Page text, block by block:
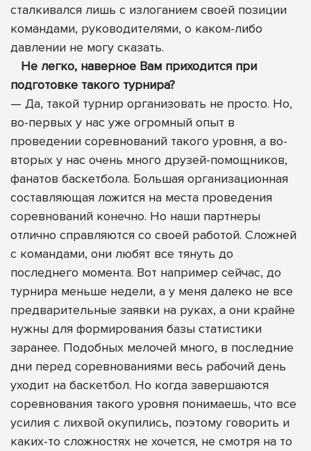
сталкивался лишь с излоганием своей позиции
командами, руководителями, о каком-либо
давлении не могу сказать.
Не легко, наверное Вам приходится при
подготовке такого турнира?
— Да, такой турнир организовать не просто. Но,
во-первых у нас уже огромный опыт в
проведении соревнований такого уровня, а во-
вторых у нас очень много друзей-помощников,
фанатов баскетбола. Большая организационная
составляющая ложится на места проведения
соревнований конечно. Но наши партнеры
отлично справляются со своей работой. Сложней
с командами, они любят все тянуть до
последнего момента. Вот например сейчас, до
турнира меньше недели, а у меня далеко не все
предварительные заявки на руках, а они крайне
нужны для формирования базы статистики
заранее. Подобных мелочей много, в последние
дни перед соревнованиями весь рабочий день
уходит на баскетбол. Но когда завершаются
соревнования такого уровня понимаешь, что все
усилия с лихвой окупились, поэтому говорить и
каких-то сложностях не хочется, не смотря на то